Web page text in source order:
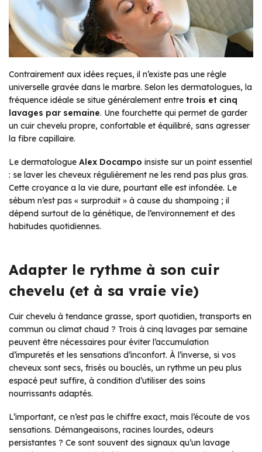
Contrairement aux idées reçues, il n’existe pas une règle
universelle gravée dans le marbre. Selon les dermatologues, la
fréquence idéale se situe généralement entre trois et cinq
lavages par semaine. Une fourchette qui permet de garder
un cuir chevelu propre, confortable et équilibré, sans agresser
la fibre capillaire.
Le dermatologue Alex Docampo insiste sur un point essentiel
: se laver les cheveux régulièrement ne les rend pas plus gras.
Cette croyance a la vie dure, pourtant elle est infondée. Le
sébum n’est pas « surproduit » à cause du shampoing ; il
dépend surtout de la génétique, de l’environnement et des
habitudes quotidiennes.
Adapter le rythme à son cuir
chevelu (et à sa vraie vie)
Cuir chevelu à tendance grasse, sport quotidien, transports en
commun ou climat chaud ? Trois à cinq lavages par semaine
peuvent être nécessaires pour éviter l’accumulation
d’impuretés et les sensations d’inconfort. À l’inverse, si vos
cheveux sont secs, frisés ou bouclés, un rythme un peu plus
espacé peut suffire, à condition d’utiliser des soins
nourrissants adaptés.
L’important, ce n’est pas le chiffre exact, mais l’écoute de vos
sensations. Démangeaisons, racines lourdes, odeurs
persistantes ? Ce sont souvent des signaux qu’un lavage